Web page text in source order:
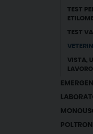
TEST
TEST
VISTA,
LAVORO